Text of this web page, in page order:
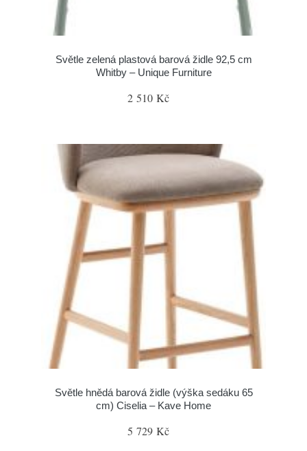
Světle zelená plastová barová židle 92,5 cm
Whitby – Unique Furniture
2 510 Kč
Světle hnědá barová židle (výška sedáku 65
cm) Ciselia – Kave Home
5 729 Kč